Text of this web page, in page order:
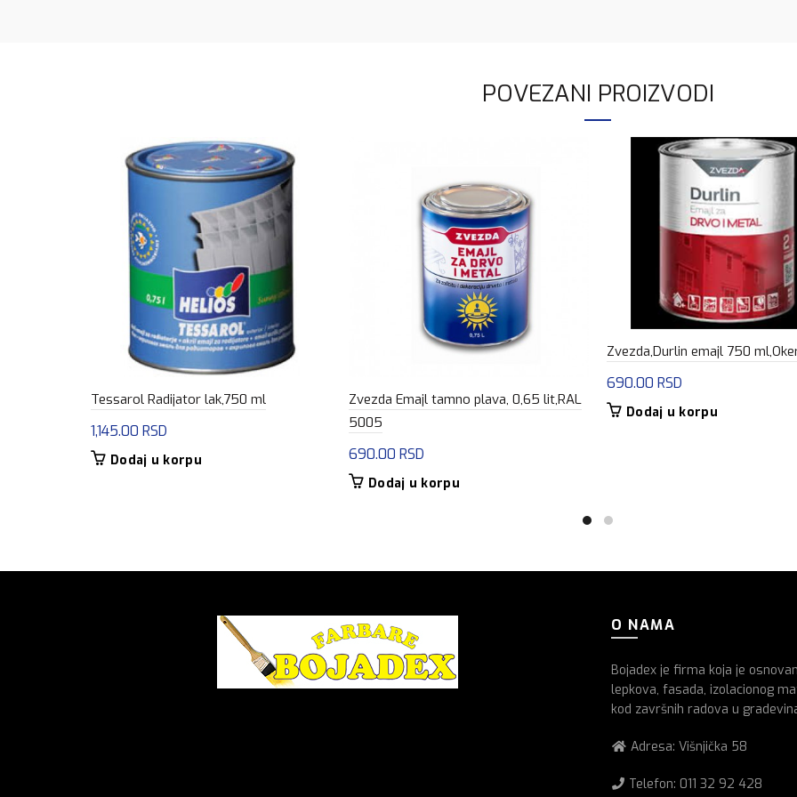
POVEZANI PROIZVODI
Tessarol Radijator lak,750 ml
1,145.00 RSD
Dodaj u korpu
Zvezda Emajl tamno plava, 0,65 lit,RAL
5005
690.00 RSD
Dodaj u korpu
Zvezda,Durlin emajl 750
690.00 RSD
Dodaj u korpu
O NAMA
Bojadex je firma koja je
lepkova, fasada, izolacionog
kod završnih radova u
Adresa: Višnjička 58
Telefon: 011 32 92 428